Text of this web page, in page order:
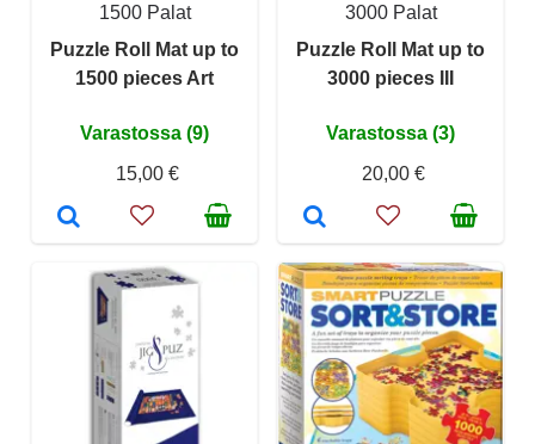
1500 Palat
Puzzle Roll Mat up to
1500 pieces Art
Varastossa (9)
15,00 €
3000 Palat
Puzzle Roll Mat up to
3000 pieces III
Varastossa (3)
20,00 €